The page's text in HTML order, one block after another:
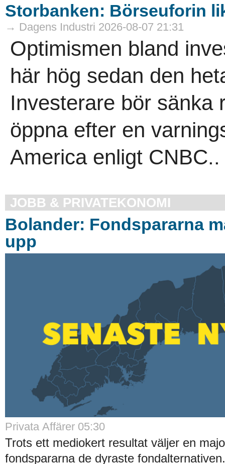
Storbanken: Börseuforin
→ Dagens Industri 2026-08-07 21:31
Optimismen bland
här hög sedan den
Investerare bör sänka
öppna efter en
America enligt CNBC..
JOBB & PRIVATEKONOMI
Bolander: Fondspararna
upp
Privata Affärer 05:30
Trots ett mediokert resultat väljer en
fondspararna de dyraste